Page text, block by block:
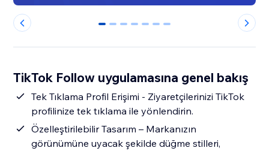
0 1 2 3 4 5 6
TikTok Follow uygulamasına genel bakış
Tek Tıklama Profil Erişimi - Ziyaretçilerinizi TikTok
profilinize tek tıklama ile yönlendirin.
Özelleştirilebilir Tasarım – Markanızın
görünümüne uyacak şekilde düğme stilleri,